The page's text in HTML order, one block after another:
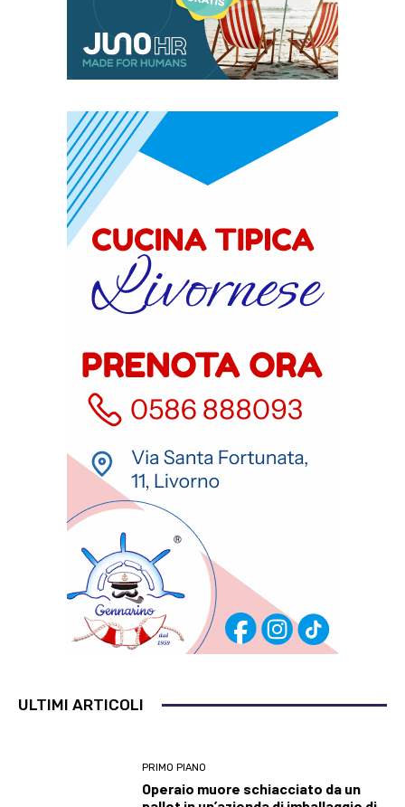
ULTIMI ARTICOLI
PRIMO PIANO
Operaio muore schiacciato da un